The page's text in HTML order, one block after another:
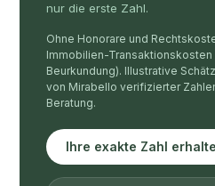
nur die erste Zahl.
Ohne Honorare und
Immobilien-Transaktionskosten
Beurkundung). Illustrative
von Mirabello verifizierter
Beratung.
Ihre exakte Zahl